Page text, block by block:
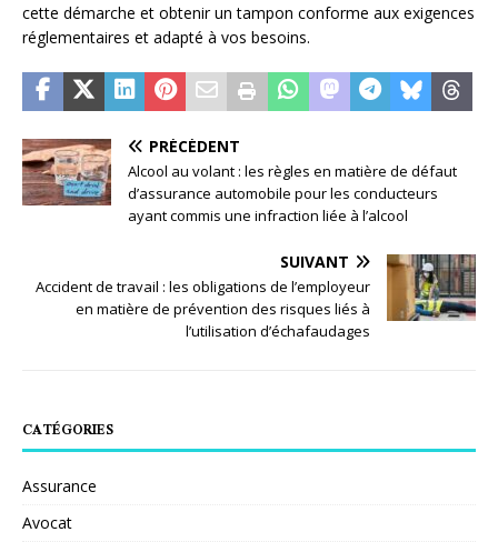
cette démarche et obtenir un tampon conforme aux exigences
réglementaires et adapté à vos besoins.
PRÉCÉDENT
Alcool au volant : les règles en matière de défaut
d’assurance automobile pour les conducteurs
ayant commis une infraction liée à l’alcool
SUIVANT
Accident de travail : les obligations de l’employeur
en matière de prévention des risques liés à
l’utilisation d’échafaudages
CATÉGORIES
Assurance
Avocat